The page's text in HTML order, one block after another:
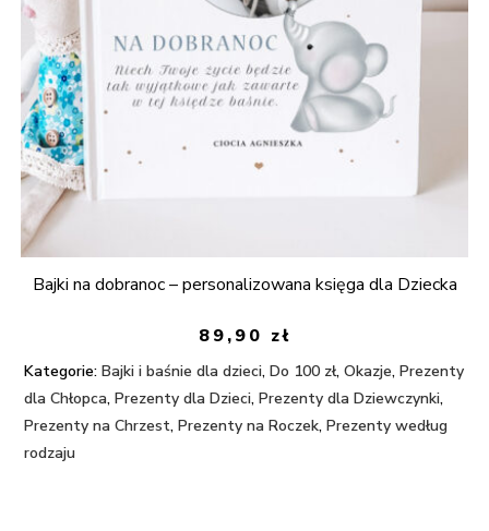
Bajki na dobranoc – personalizowana księga dla Dziecka
89,90 zł
Kategorie: Bajki i baśnie dla dzieci,Do 100 zł,Okazje,Prezenty
dla Chłopca,Prezenty dla Dzieci,Prezenty dla Dziewczynki,
Prezenty na Chrzest,Prezenty na Roczek,Prezenty według
rodzaju